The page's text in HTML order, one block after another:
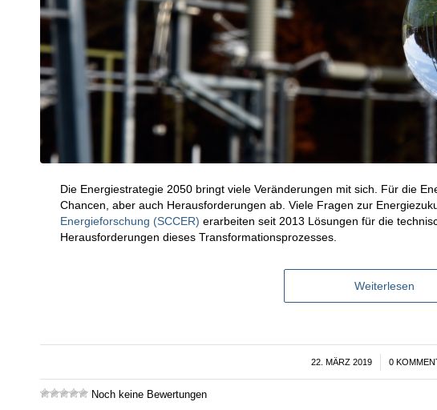
Die Energiestrategie 2050 bringt viele Veränderungen mit sich. Für die
Chancen, aber auch Herausforderungen ab. Viele Fragen zur
Energieforschung (SCCER) erarbeiten seit 2013 Lösungen für die
Herausforderungen dieses Transformationsprozesses.
Weiterlesen
22. MÄRZ 2019
/ 0
Noch keine Bewertungen